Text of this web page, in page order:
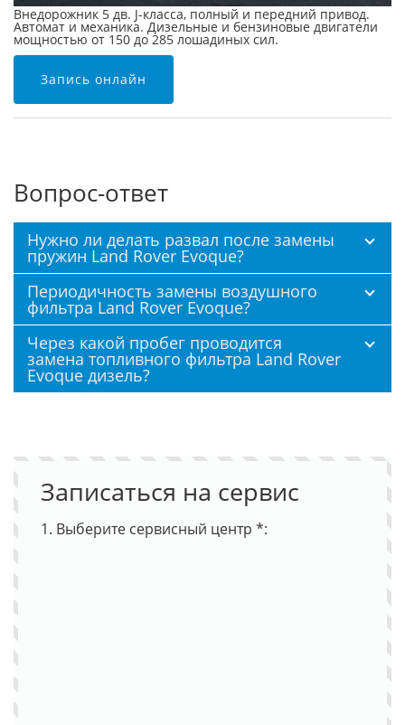
Внедорожник 5 дв. J-класса, полный и передний привод.
Автомат и механика. Дизельные и бензиновые двигатели
мощностью от 150 до 285 лошадиных сил.
Запись онлайн
Вопрос-ответ
Нужно ли делать развал после замены
пружин Land Rover Evoque?
Периодичность замены воздушного
фильтра Land Rover Evoque?
Через какой пробег проводится
замена топливного фильтра Land Rover
Evoque дизель?
Записаться на сервис
1. Выберите сервисный центр *: